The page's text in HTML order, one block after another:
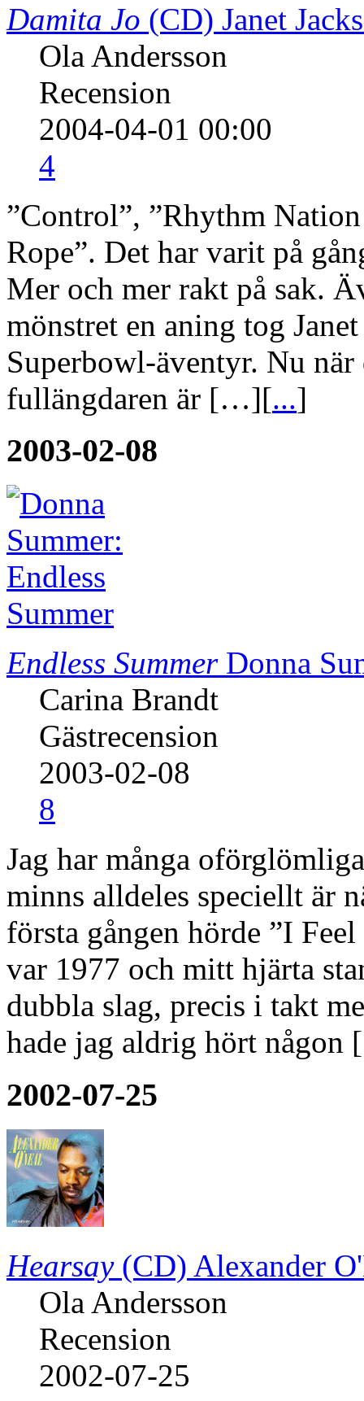
Damita Jo (CD) Janet
Ola Andersson
Recension
2004-04-01 00:00
4
”Control”, ”Rhythm
Rope”. Det har varit på
Mer och mer rakt på sak.
mönstret en aning tog
Superbowl-äventyr. Nu
fullängdaren är […][...]
2003-02-08
Endless Summer Donna
Carina Brandt
Gästrecension
2003-02-08
8
Jag har många
minns alldeles speciellt är
första gången hörde ”I
var 1977 och mitt hjärta
dubbla slag, precis i takt
hade jag aldrig hört
2002-07-25
Hearsay(CD) Alexander
Ola Andersson
Recension
2002-07-25